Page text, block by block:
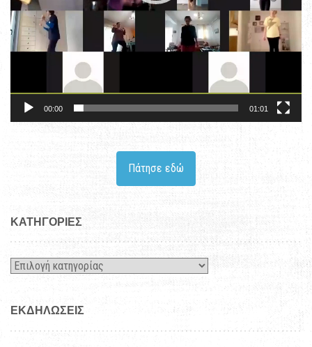
00:00 01:01
Πάτησε εδώ
KΑΤΗΓΟΡΊΕΣ
Kατηγορίες
ΕΚΔΗΛΏΣΕΙΣ